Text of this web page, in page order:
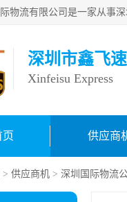
深圳市鑫飞
Xinfeisu Express
页 供应商
> 供应商机 > 深圳国际物流